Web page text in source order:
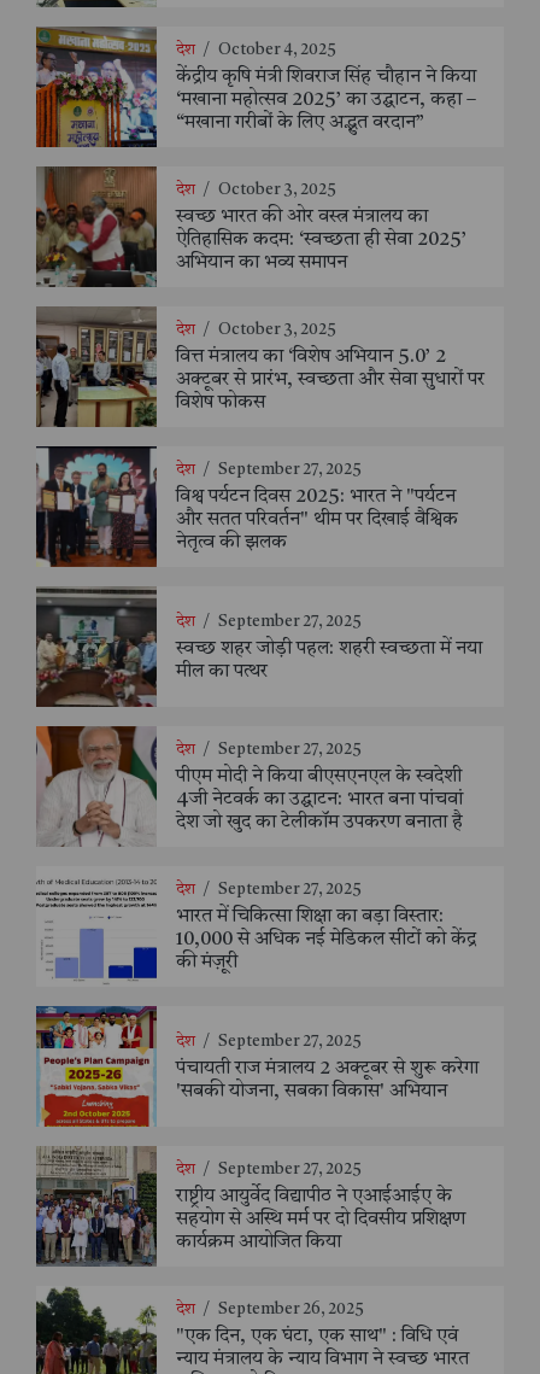
देश / October 4, 2025
केंद्रीय कृषि मंत्री शिवराज सिंह चौहान ने किया
‘मखाना महोत्सव 2025’ का उद्घाटन, कहा –
“मखाना गरीबों के लिए अद्भुत वरदान”
देश / October 3, 2025
स्वच्छ भारत की ओर वस्त्र मंत्रालय का
ऐतिहासिक कदम: ‘स्वच्छता ही सेवा 2025’
अभियान का भव्य समापन
देश / October 3, 2025
वित्त मंत्रालय का ‘विशेष अभियान 5.0’ 2
अक्टूबर से प्रारंभ, स्वच्छता और सेवा सुधारों पर
विशेष फोकस
देश / September 27, 2025
विश्व पर्यटन दिवस 2025: भारत ने "पर्यटन
और सतत परिवर्तन" थीम पर दिखाई वैश्विक
नेतृत्व की झलक
देश / September 27, 2025
स्वच्छ शहर जोड़ी पहल: शहरी स्वच्छता में नया
मील का पत्थर
देश / September 27, 2025
पीएम मोदी ने किया बीएसएनएल के स्वदेशी
4जी नेटवर्क का उद्घाटन: भारत बना पांचवां
देश जो खुद का टेलीकॉम उपकरण बनाता है
देश / September 27, 2025
भारत में चिकित्सा शिक्षा का बड़ा विस्तार:
10,000 से अधिक नई मेडिकल सीटों को केंद्र
की मंज़ूरी
देश / September 27, 2025
पंचायती राज मंत्रालय 2 अक्टूबर से शुरू करेगा
'सबकी योजना, सबका विकास' अभियान
देश / September 27, 2025
राष्ट्रीय आयुर्वेद विद्यापीठ ने एआईआईए के
सहयोग से अस्थि मर्म पर दो दिवसीय प्रशिक्षण
कार्यक्रम आयोजित किया
देश / September 26, 2025
"एक दिन, एक घंटा, एक साथ" : विधि एवं
न्याय मंत्रालय के न्याय विभाग ने स्वच्छ भारत